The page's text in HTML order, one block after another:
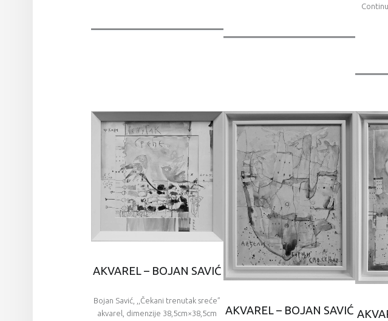
AKVAREL – BOJAN SAVIĆ
Bojan Savić, ,,Čekani trenutak sreće”
akvarel, dimenzije 38,5cm×38,5cm
AKVAREL – BOJAN SAVIĆ